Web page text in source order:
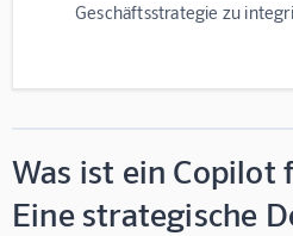
Geschäftsstrategie zu
Was ist ein Copilot
Eine strategische